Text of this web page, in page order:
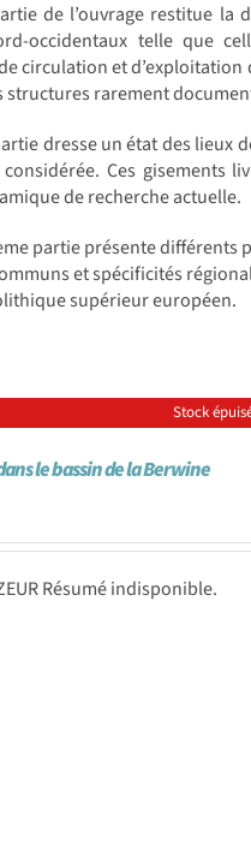
de l’ouvrage restitue la
occidentaux telle que
circulation et
structures rarement
dresse un état des lieux
Ces gisements
de recherche actuelle.
partie présente différents
et spécificités
supérieur européen.
Stock
le bassin de la Berwine
Résumé indisponible.